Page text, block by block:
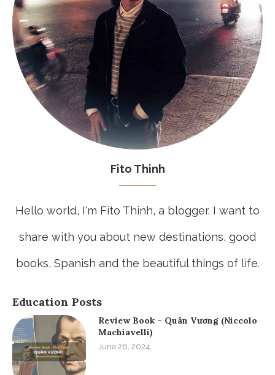
Fito Thinh
Hello world, I'm Fito Thinh, a blogger. I want to
share with you about new destinations, good
books, Spanish and the beautiful things of life.
Education Posts
Review Book – Quân Vương (Niccolo
Machiavelli)
June 26, 2024